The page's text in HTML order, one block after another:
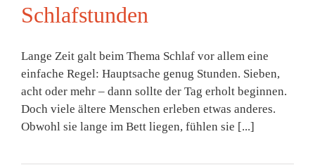
Schlafstunden
Lange Zeit galt beim Thema Schlaf vor allem eine
einfache Regel: Hauptsache genug Stunden. Sieben,
acht oder mehr – dann sollte der Tag erholt beginnen.
Doch viele ältere Menschen erleben etwas anderes.
Obwohl sie lange im Bett liegen, fühlen sie [...]